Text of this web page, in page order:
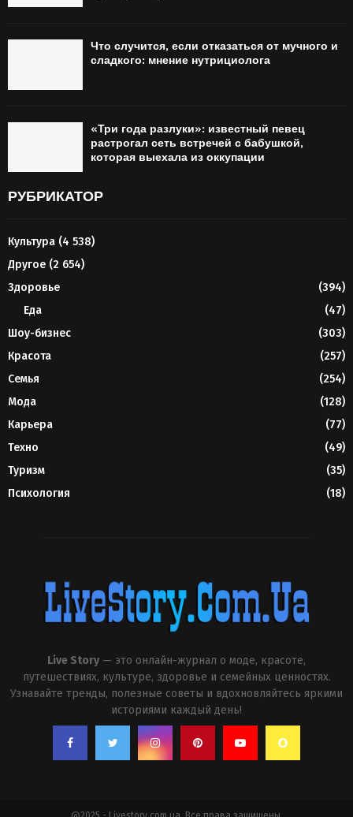
Что случится, если отказаться от мучного и
сладкого: мнение нутрициолога
«Три года разлуки»: известный певец
растрогал сеть встречей с бабушкой,
которая выехала из оккупации
РУБРИКАТОР
Культура (4 538)
Другое (2 654)
Здоровье
(394)
Еда
(47)
Шоу-бизнес
(303)
Красота
(257)
Семья
(254)
Мода
(128)
Карьера
(77)
Техно
(49)
Туризм
(35)
Психология
(18)
Live Story — это онлайн-журнал о моде, красоте,
путешествиях, культуре, здоровье и семейных ценностях.
Узнавайте тренды, полезные советы и вдохновляйтесь яркими
историями каждый день!